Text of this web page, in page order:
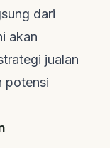
dari
akan
jualan
potensi